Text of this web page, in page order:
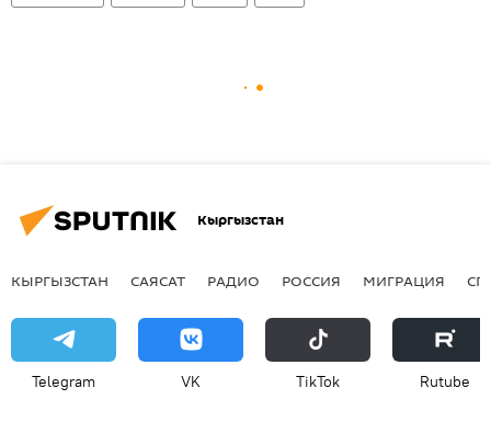
Кыргызстан
КЫРГЫЗСТАН САЯСАТ РАДИО РОССИЯ МИГРАЦИЯ
Telegram VK ТikТоk Rutube